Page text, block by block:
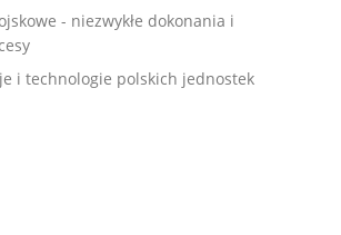
- niezwykłe dokonania i
i technologie polskich jednostek